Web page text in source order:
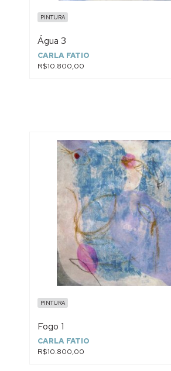
PINTURA
Água 3
CARLA FATIO
R$10.800,00
PINTURA
Fogo 1
CARLA FATIO
R$10.800,00